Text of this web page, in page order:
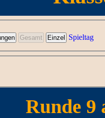
Spieltag
Runde 9